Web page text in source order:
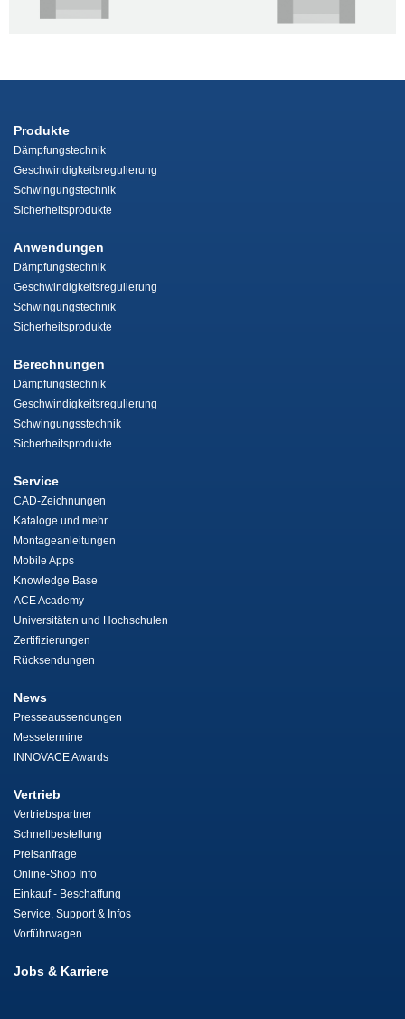
Produkte
Dämpfungstechnik
Geschwindigkeitsregulierung
Schwingungstechnik
Sicherheitsprodukte
Anwendungen
Dämpfungstechnik
Geschwindigkeitsregulierung
Schwingungstechnik
Sicherheitsprodukte
Berechnungen
Dämpfungstechnik
Geschwindigkeitsregulierung
Schwingungsstechnik
Sicherheitsprodukte
Service
CAD-Zeichnungen
Kataloge und mehr
Montageanleitungen
Mobile Apps
Knowledge Base
ACE Academy
Universitäten und Hochschulen
Zertifizierungen
Rücksendungen
News
Presseaussendungen
Messetermine
INNOVACE Awards
Vertrieb
Vertriebspartner
Schnellbestellung
Preisanfrage
Online-Shop Info
Einkauf - Beschaffung
Service, Support & Infos
Vorführwagen
Jobs & Karriere